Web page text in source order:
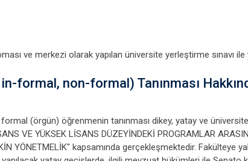
ve merkezi olarak yapılan üniversite yerleştirme sınavı
formal, non-formal) Tanınması
(örgün) öğrenmenin tanınması dikey, yatay ve
VE YÜKSEK LİSANS DÜZEYİNDEKİ PROGRAMLAR
YÖNETMELİK" kapsamında gerçekleşmektedir. Fakülteye